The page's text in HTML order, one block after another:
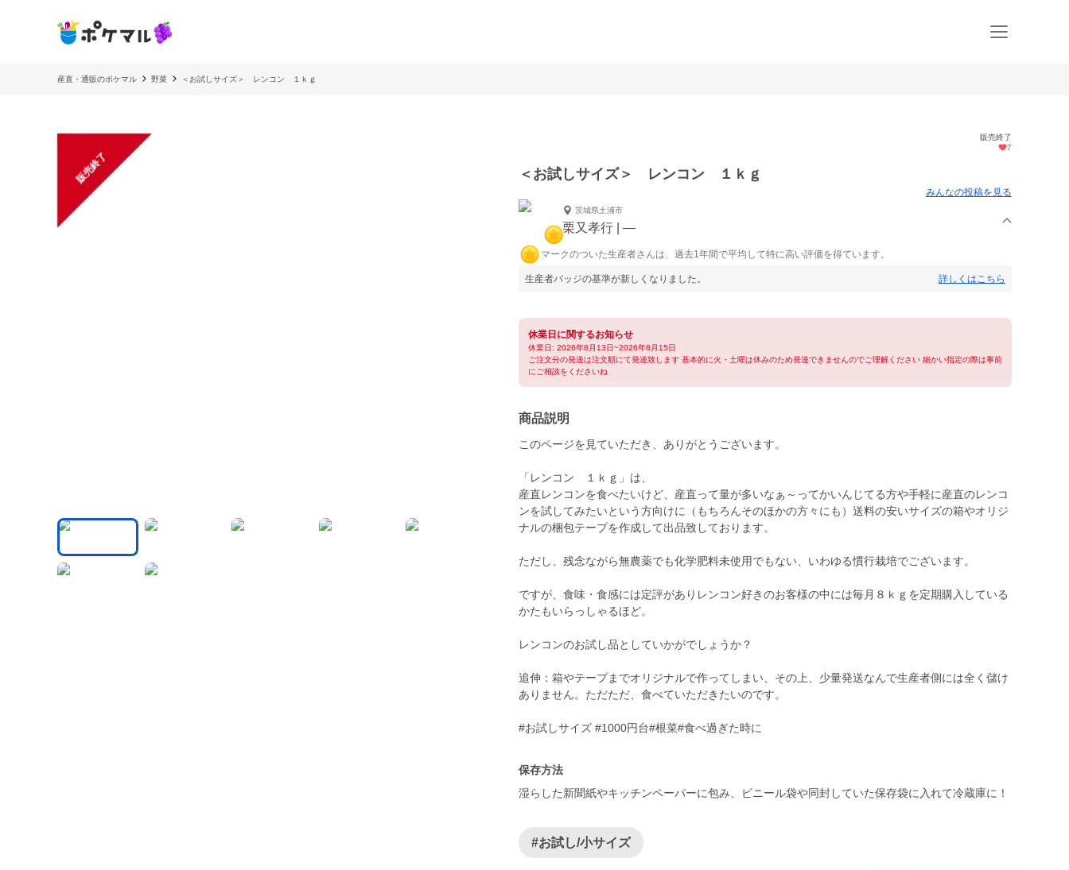
産直・通販のポケマル 野菜 ＜お試しサイズ＞ レンコン １ｋｇ
販売終了
販売終了
7
＜お試しサイズ＞ レンコン １ｋｇ
みんなの投稿を見る
茨城県土浦市
栗又孝行 | ―
マークのついた生産者さんは、過去1年間で平均して特に高い評価を得ています。
生産者バッジの基準が新しくなりました。 詳しくはこちら
休業日に関するお知らせ
休業日: 2026年8月13日~2026年8月15日
ご注文分の発送は注文順にて発送致します 基本的に火・土曜は休みのため発送できませんのでご理解ください 細かい指定の際は事前
にご相談をくださいね
商品説明
このページを見ていただき、ありがとうございます。
「レンコン １ｋｇ」は、
産直レンコンを食べたいけど、産直って量が多いなぁ～ってかいんじてる方や手軽に産直のレンコ
ンを試してみたいという方向けに（もちろんそのほかの方々にも）送料の安いサイズの箱やオリジ
ナルの梱包テープを作成して出品致しております。
ただし、残念ながら無農薬でも化学肥料未使用でもない、いわゆる慣行栽培でございます。
ですが、食味・食感には定評がありレンコン好きのお客様の中には毎月８ｋｇを定期購入している
かたもいらっしゃるほど。
レンコンのお試し品としていかがでしょうか？
追伸：箱やテープまでオリジナルで作ってしまい、その上、少量発送なんで生産者側には全く儲け
ありません。ただただ、食べていただきたいのです。
#お試しサイズ #1000円台#根菜#食べ過ぎた時に
保存方法
湿らした新聞紙やキッチンペーパーに包み、ビニール袋や同封していた保存袋に入れて冷蔵庫に！
#お試し/小サイズ